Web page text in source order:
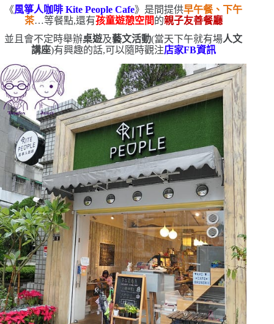
《風箏人咖啡 Kite People Cafe》是間提供早午餐、下午
茶…等餐點,還有孩童遊憩空間的親子友善餐廳
並且會不定時舉辦桌遊及藝文活動(當天下午就有場人文
講座)有興趣的話,可以隨時觀注店家FB資訊